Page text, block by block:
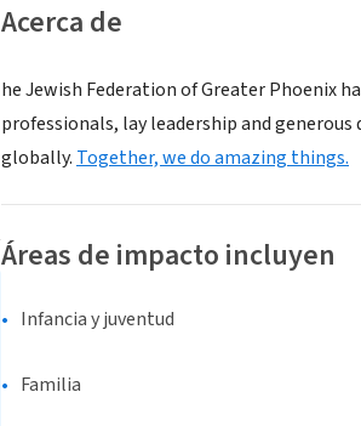
Acerca de
he Jewish Federation of Greater Phoenix
professionals, lay leadership and
globally. Together, we do amazing things.
Áreas de impacto incluyen
Infancia y juventud
Familia